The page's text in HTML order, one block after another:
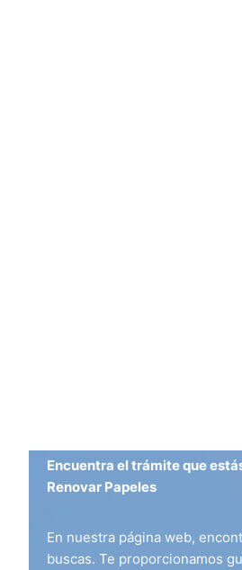
Encuentra el trámite que
Renovar Papeles
En nuestra página web,
buscas. Te proporcionamos